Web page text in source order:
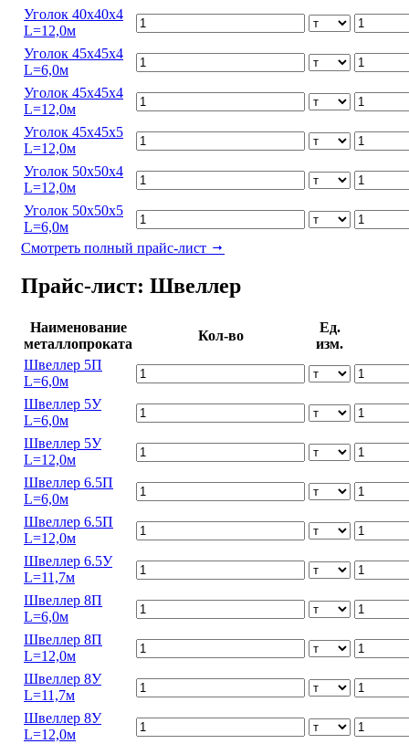
Уголок 40х40х4
L=12,0м
Уголок 45х45х4
L=6,0м
Уголок 45х45х4
L=12,0м
Уголок 45х45х5
L=12,0м
Уголок 50х50х4
L=12,0м
Уголок 50х50х5
L=6,0м
Смотреть полный прайс-лист
Прайс-лист: Швеллер
Наименование
металлопроката
Кол-во
Ед.
изм.
Швеллер 5П
L=6,0м
Швеллер 5У
L=6,0м
Швеллер 5У
L=12,0м
Швеллер 6.5П
L=6,0м
Швеллер 6.5П
L=12,0м
Швеллер 6.5У
L=11,7м
Швеллер 8П
L=6,0м
Швеллер 8П
L=12,0м
Швеллер 8У
L=11,7м
Швеллер 8У
L=12,0м